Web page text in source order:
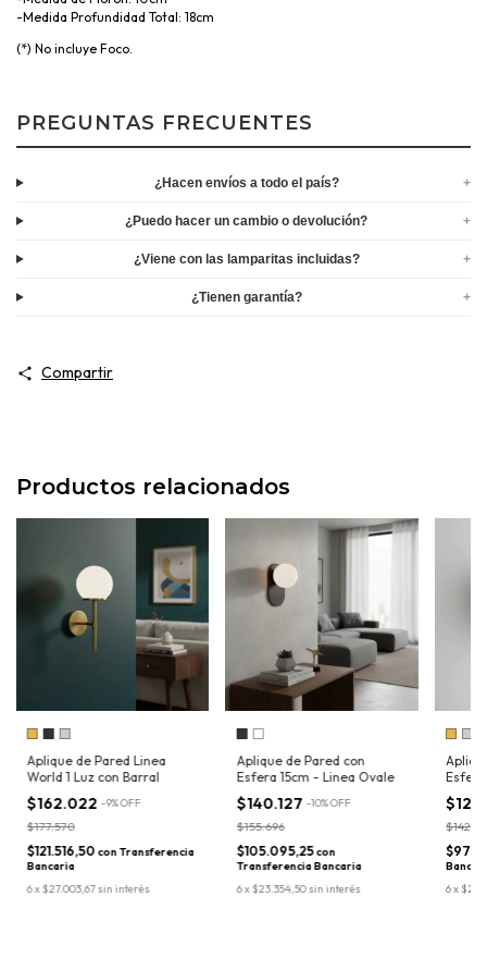
-Medida Profundidad Total: 18cm
(*) No incluye Foco.
PREGUNTAS FRECUENTES
¿Hacen envíos a todo el país? +
¿Puedo hacer un cambio o devolución? +
¿Viene con las lamparitas incluidas? +
¿Tienen garantía? +
Compartir
Productos relacionados
Aplique de Pared Linea
World 1 Luz con Barral
$162.022 -9%OFF
$177.570
$121.516,50 con Transferencia
Bancaria
6x$27.003,67sin interés
Aplique de Pared con
Esfera 15cm - Linea Ovale
$140.127 -10%OFF
$155.696
$105.095,25con
Transferencia Bancaria
6x$23.354,50sin interés
6x